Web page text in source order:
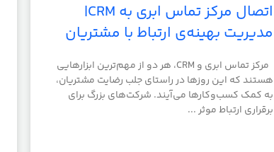
اتصال مرکز تماس ابری به CRM|
مدیریت بهینه‌ی ارتباط با مشتریان
مرکز تماس ابری و CRM، هر دو از مهم‌ترین ابزارهایی
هستند که این روزها در راستای جلب رضایت مشتریان،
به کمک کسب‌وکارها می‌آیند. شرکت‌های بزرگ برای
برقراری ارتباط موثر ...